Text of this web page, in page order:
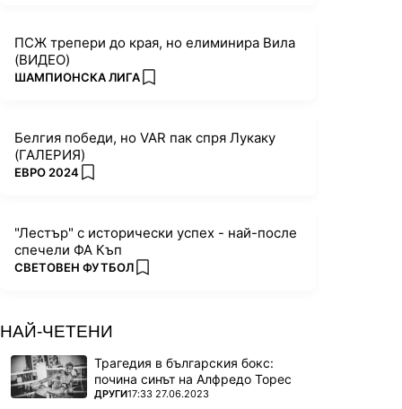
ПСЖ трепери до края, но елиминира Вила
(ВИДЕО)
ПОВЕЧЕ ОТ
ШАМПИОНСКА ЛИГА add favorites
Белгия победи, но VAR пак спря Лукаку
(ГАЛЕРИЯ)
ПОВЕЧЕ ОТ
ЕВРО 2024 add favorites
"Лестър" с исторически успех - най-после
спечели ФА Къп
ПОВЕЧЕ ОТ
СВЕТОВЕН ФУТБОЛ add favorites
НАЙ-ЧЕТЕНИ
Трагедия в българския бокс:
почина синът на Алфредо Торес
ПОВЕЧЕ ОТ
ДРУГИ17:33 27.06.2023